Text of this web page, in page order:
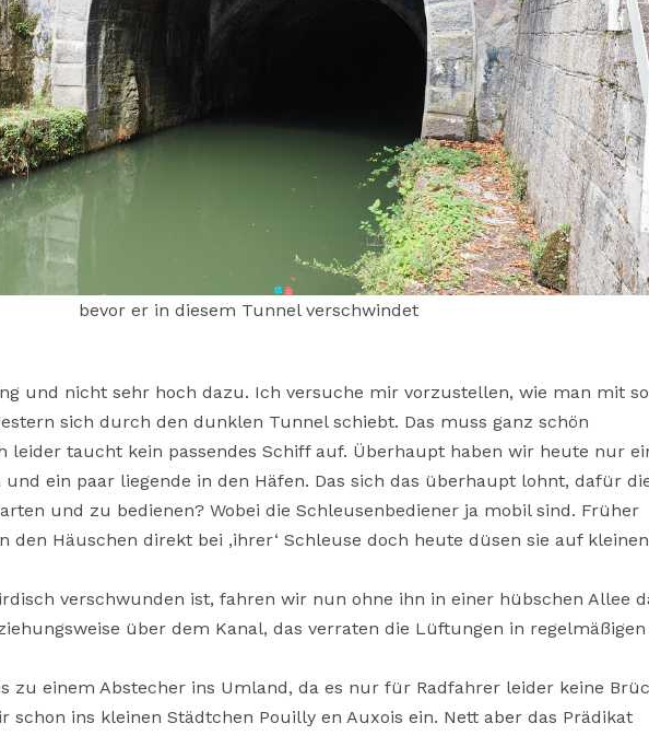
bevor er in diesem Tunnel verschwindet
und nicht sehr hoch dazu. Ich versuche mir vorzustellen, wie man mit so
sich durch den dunklen Tunnel schiebt. Das muss ganz schön
leider taucht kein passendes Schiff auf. Überhaupt haben wir heute nur
und ein paar liegende in den Häfen. Das sich das überhaupt lohnt, dafür
und zu bedienen? Wobei die Schleusenbediener ja mobil sind. Früher
den Häuschen direkt bei ‚ihrer‘ Schleuse doch heute düsen sie auf kleinen
verschwunden ist, fahren wir nun ohne ihn in einer hübschen Allee
über dem Kanal, das verraten die Lüftungen in regelmäßigen
zu einem Abstecher ins Umland, da es nur für Radfahrer leider keine
schon ins kleinen Städtchen Pouilly en Auxois ein. Nett aber das Prädikat